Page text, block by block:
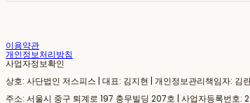
이용약관
개인정보처리방침
사업자정보확인
상호: 사단법인 저스피스 | 대표: 김지현 | 개인정보관리책임자
주소: 서울시 중구 퇴계로 197 충무빌딩 207호 | 사업자등록번호: